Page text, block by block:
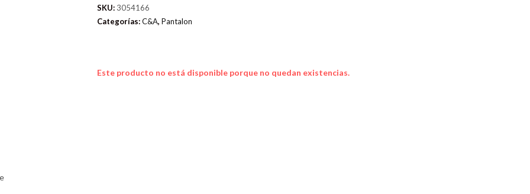
SKU: 3054166
Categorías:C&A, Pantalon
Este producto no está disponible porque no quedan existencias.